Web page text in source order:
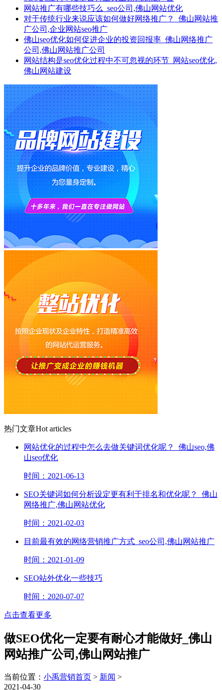
网站推广有哪些技巧么_seo公司,佛山网站优化
对于传统行业来说应该如何做好网络推广？_佛山网站推
广公司,企业网站seo推广
佛山seo优化如何促进企业的投资回报率_佛山网络推广
公司,佛山网站推广公司
网站结构是seo优化过程中不可忽视的环节_网站seo优化,
佛山网站建设
热门文章Hot articles
网站优化的过程中怎么去做关键词优化呢？_佛山seo,佛
山seo优化
时间：2021-06-13
SEO关键词如何分析设定更有利于排名和优化呢？_佛山
网络推广,佛山网站优化
时间：2021-02-03
目前最有效的网络营销推广方式_seo公司,佛山网站推广
时间：2021-01-09
SEO站外优化一些技巧
时间：2020-07-07
点击查看更多
做SEO优化一定要有耐心才能做好_佛山
网站推广公司,佛山网站推广
当前位置： 小禹营销首页 > 新闻 >
2021-04-30